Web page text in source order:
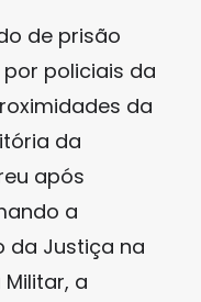
de prisão
policiais da
da
da
após
a
da Justiça na
a